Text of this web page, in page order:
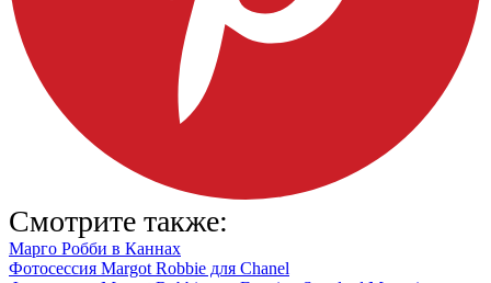
Смотрите также:
Марго Робби в Каннах
Фотосессия Margot Robbie для Chanel